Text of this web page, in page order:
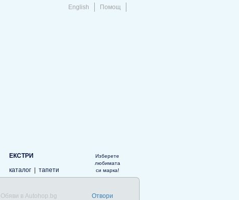
English Помощ
ЕКСТРИ
каталог
тапети
Изберете
любимата
си марка!
Обяви в Autohop.bg Отвори